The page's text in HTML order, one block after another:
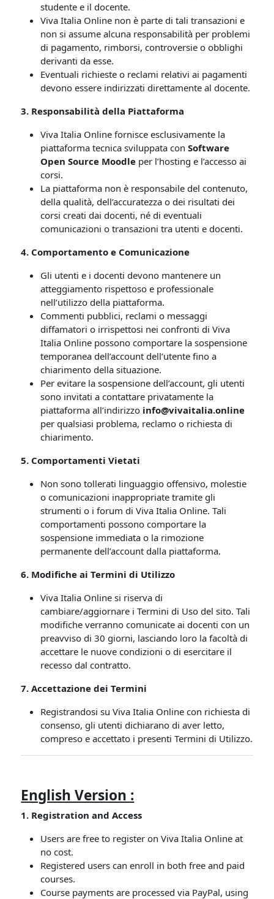
studente e il docente.
Viva Italia Online non è parte di tali transazioni e
non si assume alcuna responsabilità per problemi
di pagamento, rimborsi, controversie o obblighi
derivanti da esse.
Eventuali richieste o reclami relativi ai pagamenti
devono essere indirizzati direttamente al docente.
3. Responsabilità della Piattaforma
Viva Italia Online fornisce esclusivamente la
piattaforma tecnica sviluppata conSoftware
Open Source Moodle per l’hosting e l’accesso ai
corsi.
La piattaforma non è responsabile del contenuto,
della qualità, dell’accuratezza o dei risultati dei
corsi creati dai docenti, né di eventuali
comunicazioni o transazioni tra utenti e docenti.
4. Comportamento e Comunicazione
Gli utenti e i docenti devono mantenere un
atteggiamento rispettoso e professionale
nell’utilizzo della piattaforma.
Commenti pubblici, reclami o messaggi
diffamatori o irrispettosi nei confronti di Viva
Italia Online possono comportare la sospensione
temporanea dell’account dell’utente fino a
chiarimento della situazione.
Per evitare la sospensione dell’account, gli utenti
sono invitati a contattare privatamente la
piattaforma all’indirizzo info@vivaitalia.online
per qualsiasi problema, reclamo o richiesta di
chiarimento.
5. Comportamenti Vietati
Non sono tollerati linguaggio offensivo, molestie
o comunicazioni inappropriate tramite gli
strumenti o i forum di Viva Italia Online. Tali
comportamenti possono comportare la
sospensione immediata o la rimozione
permanente dell’account dalla piattaforma.
6. Modifiche ai Termini di Utilizzo
Viva Italia Online si riserva di
cambiare/aggiornare i Termini di Uso del sito. Tali
modifiche verranno comunicate ai docenti con un
preavviso di 30 giorni, lasciando loro la facoltà di
accettare le nuove condizioni o di esercitare il
recesso dal contratto.
7. Accettazione dei Termini
Registrandosi su Viva Italia Online con richiesta di
consenso, gli utenti dichiarano di aver letto,
compreso e accettato i presenti Termini di Utilizzo.
English Version :
1. Registration and Access
Users are free to register on Viva Italia Online at
no cost.
Registered users can enroll in both free and paid
courses.
Course payments are processed via PayPal, using